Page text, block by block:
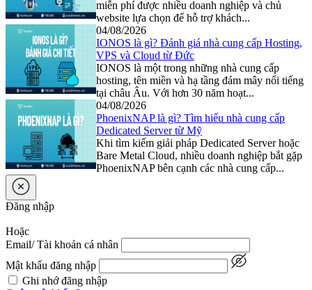
miễn phí được nhiều doanh nghiệp và chủ
website lựa chọn để hỗ trợ khách...
04/08/2026
IONOS là gì? Đánh giá nhà cung cấp Hosting,
VPS và Cloud từ Đức
IONOS là một trong những nhà cung cấp
hosting, tên miền và hạ tầng đám mây nổi tiếng
tại châu Âu. Với hơn 30 năm hoạt...
04/08/2026
PhoenixNAP là gì? Tìm hiểu nhà cung cấp
Dedicated Server từ Mỹ
Khi tìm kiếm giải pháp Dedicated Server hoặc
Bare Metal Cloud, nhiều doanh nghiệp bắt gặp
PhoenixNAP bên cạnh các nhà cung cấp...
Đăng nhập
Hoặc
Email/ Tài khoản cá nhân
Mật khẩu đăng nhập
Ghi nhớ đăng nhập